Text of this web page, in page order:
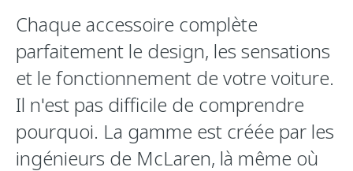
Chaque accessoire complète
parfaitement le design, les sensations
et le fonctionnement de votre voiture.
Il n'est pas difficile de comprendre
pourquoi. La gamme est créée par les
ingénieurs de McLaren, là même où